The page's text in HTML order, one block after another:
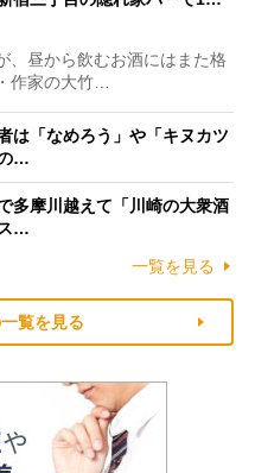
昼から飲むお酒にはまた格
作家の大竹…
は「なめろう」や「キヌカツ
…
多摩川越えて「川崎の大衆酒
…
一覧を見る
覧を見る